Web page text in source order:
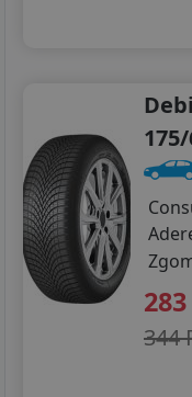
283
344